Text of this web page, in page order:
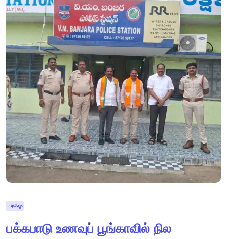
- ఖమ్మం
பக்கபாடு உணவுப் பூங்காவில் நில